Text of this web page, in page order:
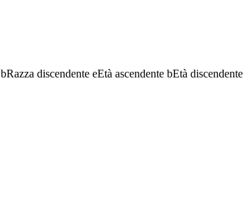
bRazza discendente eEtà ascendente bEtà discendente